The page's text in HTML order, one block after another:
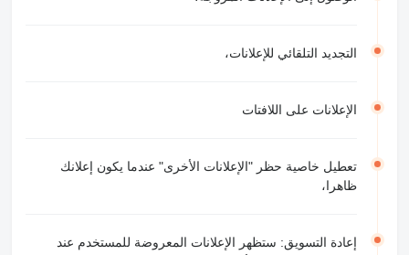
التجديد التلقائي للإعلانات،
الإعلانات على اللافتات
تعطيل خاصية حظر "الإعلانات الأخرى" عندما يكون إعلانك
ظاهرا،
إعادة التسويق: ستظهر الإعلانات المعروضة للمستخدم عند